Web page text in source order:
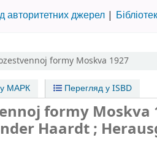
авторитетних джерел
formy Moskva 1927
МАРК Перегляд у ISBD
formy Moskva
Haardt ;